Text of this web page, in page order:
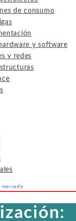
de consumo
y software
y redes
mercado